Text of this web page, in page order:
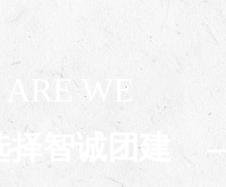
择智诚团建
ARE WE